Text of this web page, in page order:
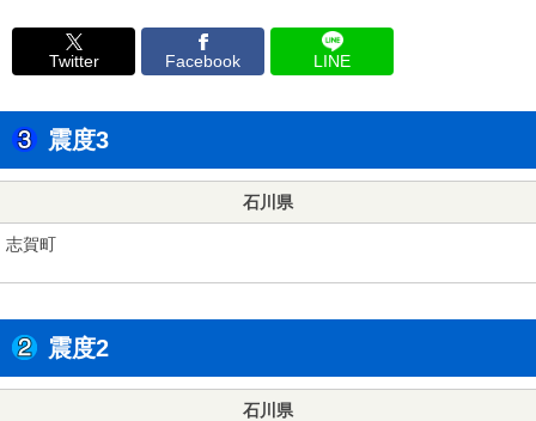
Twitter Facebook LINE
震度3
石川県
志賀町
震度2
石川県